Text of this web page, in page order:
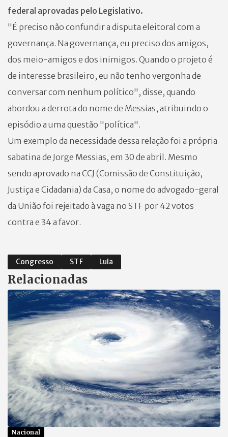
federal aprovadas pelo Legislativo.
"É preciso não confundir a disputa eleitoral com a
governança. Na governança, eu preciso dos amigos,
dos meio-amigos e dos inimigos. Quando o projeto é
de interesse brasileiro, eu não tenho vergonha de
conversar com nenhum político", disse, quando
abordou a derrota do nome de Messias, atribuindo o
episódio a uma questão "política".
Um exemplo da necessidade dessa relação foi a própria
sabatina de Jorge Messias, em 30 de abril. Mesmo
sendo aprovado na CCJ (Comissão de Constituição,
Justiça e Cidadania) da Casa, o nome do advogado-geral
da União foi rejeitado à vaga no STF por 42 votos
contra e 34 a favor.
Congresso STF Lula
Relacionadas
Nacional